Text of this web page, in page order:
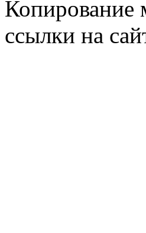
Копирование
ссылки на